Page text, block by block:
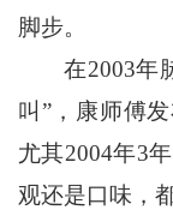
脚步。
在2003年脉
叫”，康师傅
尤其2004年3
观还是口味，